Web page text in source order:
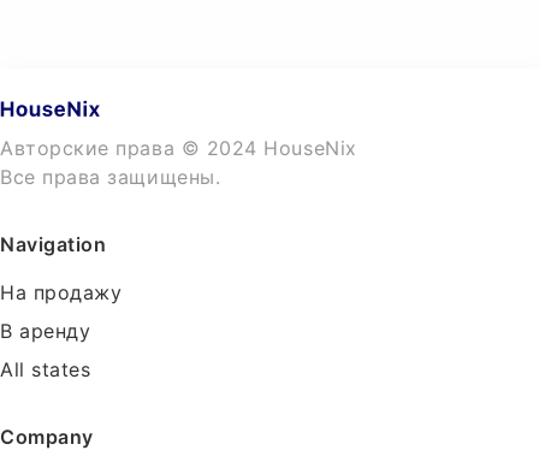
Авторские права © 2024 HouseNix
Все права защищены.
Navigation
На продажу
В аренду
All states
Company